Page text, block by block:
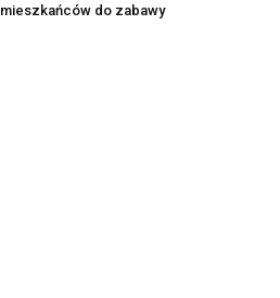
mieszkańców do zabawy